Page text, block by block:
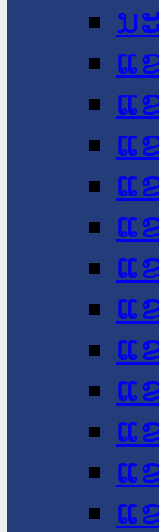
ນ
ແ
ແ
ແ
ແ
ແ
ແ
ແ
ແ
ແ
ແ
ແ
ແ